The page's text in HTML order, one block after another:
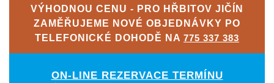
VÝHODNOU CENU - PRO HŘBITOV JIČÍN
ZAMĚŘUJEME NOVÉ OBJEDNÁVKY PO
TELEFONICKÉ DOHODĚ NA 775 337 383
ON-LINE REZERVACE TERMÍNU